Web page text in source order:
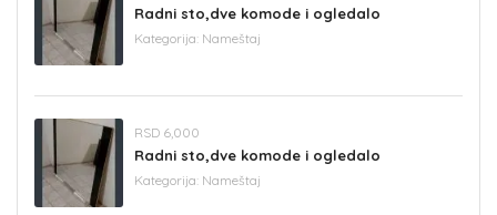
Radni sto,dve komode i ogledalo
Kategorija: Nameštaj
RSD 6,000
Radni sto,dve komode i ogledalo
Kategorija: Nameštaj